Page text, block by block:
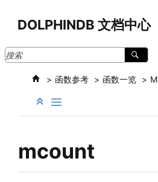
DOLPHINDB 文档中心
函数参考 函数一览 M
mcount